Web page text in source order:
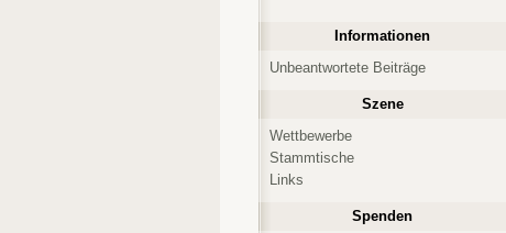
Informationen
Unbeantwortete Beiträge
Szene
Wettbewerbe
Stammtische
Links
Spenden